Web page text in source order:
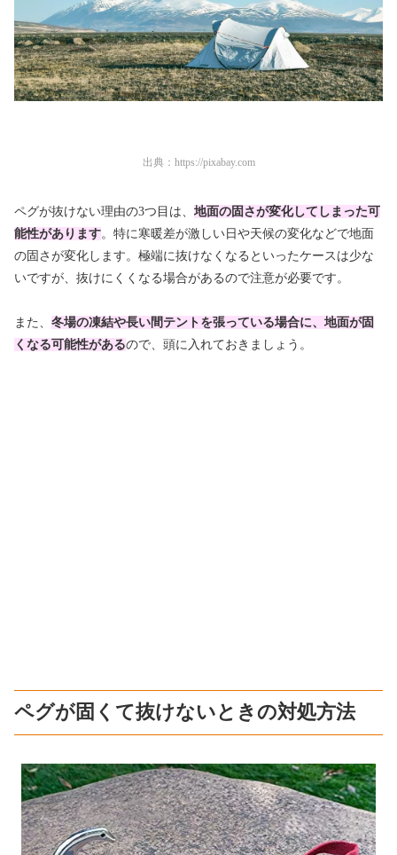
出典： https://pixabay.com
ペグが抜けない理由の3つ目は、 地面の固さが変化してしまった可
能性があります。特に寒暖差が激しい日や天候の変化などで地面
の固さが変化します。極端に抜けなくなるといったケースは少な
いですが、抜けにくくなる場合があるので注意が必要です。
また、 冬場の凍結や長い間テントを張っている場合に、地面が固
くなる可能性があるので、頭に入れておきましょう。
ペグが固くて抜けないときの対処方法